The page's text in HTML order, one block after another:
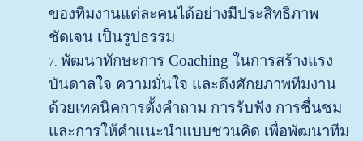
ของทีมงานแต่ละคนได้อย่างมีประสิทธิภาพ
ชัดเจน เป็นรูปธรรม
พัฒนาทักษะการ Coaching ในการสร้างแรง
บันดาลใจ ความมั่นใจ และดึงศักยภาพทีมงาน
ด้วยเทคนิคการตั้งคำถาม การรับฟัง การชื่นชม
และการให้คำแนะนำแบบชวนคิด เพื่อพัฒนาทีม